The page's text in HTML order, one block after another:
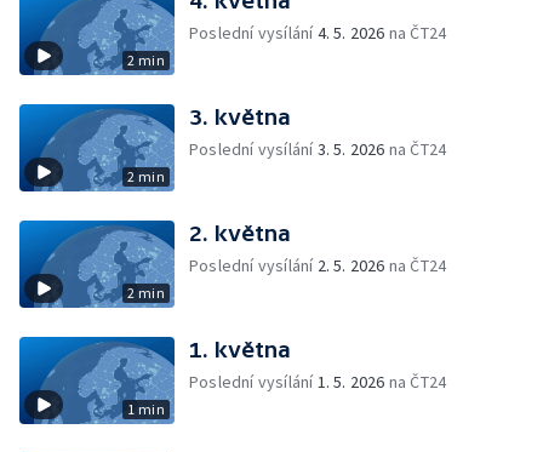
2 min
Poslední vysílání4. 5. 2026 na ČT24
2 min
3. května
Poslední vysílání3. 5. 2026 na ČT24
2 min
2. května
Poslední vysílání 2. 5. 2026 na ČT24
1 min
1. května
Poslední vysílání1. 5. 2026 na ČT24